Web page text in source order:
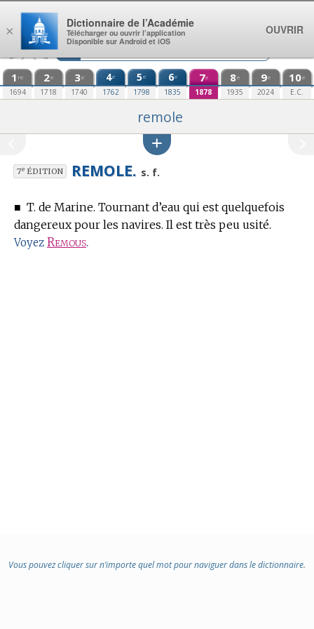
Aller au contenu
1 re
1694
2e
1718
3e
1740
4e
1762
5e
1798
6e
1835
7e
1878
8e
1935
9e
2024
10e
E.C.
remole
7eÉDITION REMOLE. s. f.
■ T. de Marine. Tournant d’eau qui est quelquefois
dangereux pour les navires. Il est très peu usité.
Voyez Remous.
Vous pouvez cliquer sur n’importe quel mot pour naviguer dans le dictionnaire.
×
Dictionnaire de l’Académie
Télécharger ou ouvrir l’application
Disponible sur Android et iOS
OUVRIR